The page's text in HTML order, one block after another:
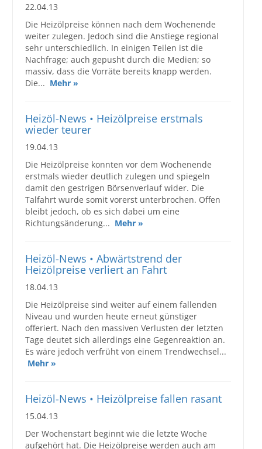
22.04.13
Die Heizölpreise können nach dem Wochenende
weiter zulegen. Jedoch sind die Anstiege regional
sehr unterschiedlich. In einigen Teilen ist die
Nachfrage; auch gepusht durch die Medien; so
massiv, dass die Vorräte bereits knapp werden.
Die... Mehr »
Heizöl-News • Heizölpreise erstmals
wieder teurer
19.04.13
Die Heizölpreise konnten vor dem Wochenende
erstmals wieder deutlich zulegen und spiegeln
damit den gestrigen Börsenverlauf wider. Die
Talfahrt wurde somit vorerst unterbrochen. Offen
bleibt jedoch, ob es sich dabei um eine
Richtungsänderung... Mehr »
Heizöl-News • Abwärtstrend der
Heizölpreise verliert an Fahrt
18.04.13
Die Heizölpreise sind weiter auf einem fallenden
Niveau und wurden heute erneut günstiger
offeriert. Nach den massiven Verlusten der letzten
Tage deutet sich allerdings eine Gegenreaktion an.
Es wäre jedoch verfrüht von einem Trendwechsel...
Mehr »
Heizöl-News • Heizölpreise fallen rasant
15.04.13
Der Wochenstart beginnt wie die letzte Woche
aufgehört hat. Die Heizölpreise werden auch am